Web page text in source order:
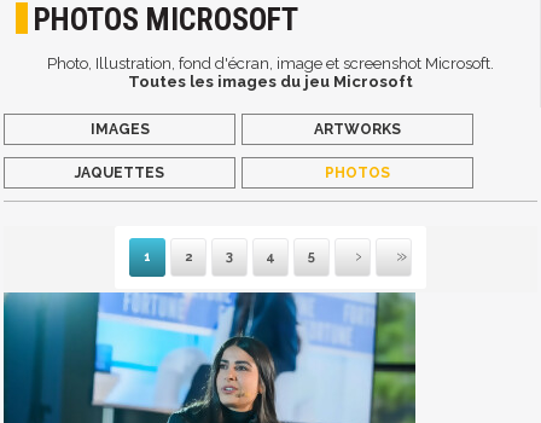
PHOTOS MICROSOFT
Photo, Illustration, fond d'écran, image et screenshot Microsoft.
Toutes les images du jeu Microsoft
IMAGES ARTWORKS
JAQUETTES PHOTOS
1 2 3 4 5
Suivante
Dernière